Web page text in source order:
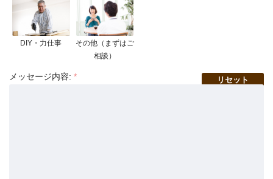
DIY・力仕事
その他（まずはご
相談）
リセット
メッセージ内容: *